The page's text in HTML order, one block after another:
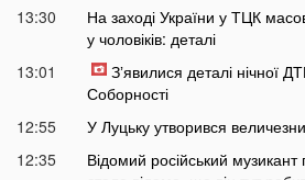
13:30
На заході України у ТЦК
у чоловіків: деталі
13:01
Зʼявилися деталі нічної
Соборності
12:55
У Луцьку утворився
12:35
Відомий російський музикант